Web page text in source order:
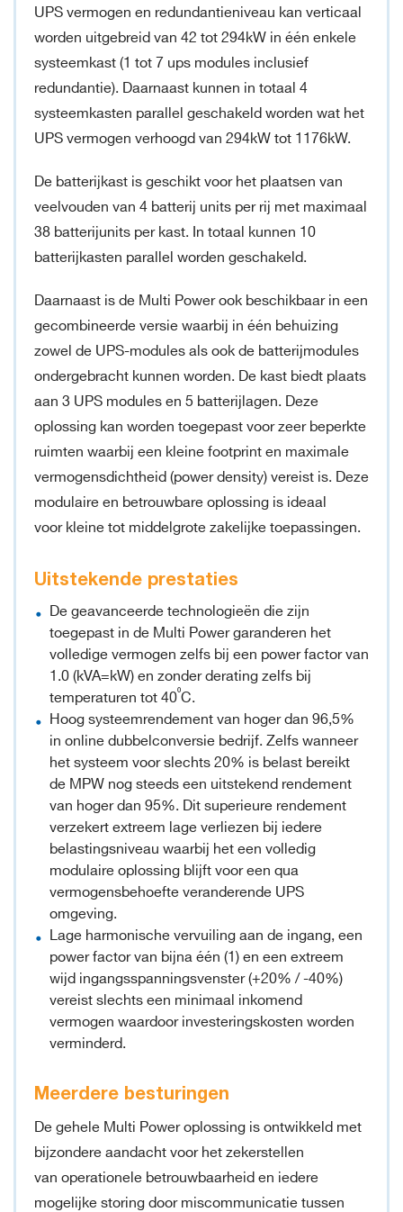
UPS vermogen en redundantieniveau kan verticaal
worden uitgebreid van 42 tot 294kW in één enkele
systeemkast (1 tot 7 ups modules inclusief
redundantie). Daarnaast kunnen in totaal 4
systeemkasten parallel geschakeld worden wat het
UPS vermogen verhoogd van 294kW tot 1176kW.
De batterijkast is geschikt voor het plaatsen van
veelvouden van 4 batterij units per rij met maximaal
38 batterijunits per kast. In totaal kunnen 10
batterijkasten parallel worden geschakeld.
Daarnaast is de Multi Power ook beschikbaar in een
gecombineerde versie waarbij in één behuizing
zowel de UPS-modules als ook de batterijmodules
ondergebracht kunnen worden. De kast biedt plaats
aan 3 UPS modules en 5 batterijlagen. Deze
oplossing kan worden toegepast voor zeer beperkte
ruimten waarbij een kleine footprint en maximale
vermogensdichtheid (power density) vereist is. Deze
modulaire en betrouwbare oplossing is ideaal
voor kleine tot middelgrote zakelijke toepassingen.
Uitstekende prestaties
De geavanceerde technologieën die zijn
toegepast in de Multi Power garanderen het
volledige vermogen zelfs bij een power factor van
1.0 (kVA=kW) en zonder derating zelfs bij
temperaturen tot 40⁰C.
Hoog systeemrendement van hoger dan 96,5%
in online dubbelconversie bedrijf. Zelfs wanneer
het systeem voor slechts 20% is belast bereikt
de MPW nog steeds een uitstekend rendement
van hoger dan 95%. Dit superieure rendement
verzekert extreem lage verliezen bij iedere
belastingsniveau waarbij het een volledig
modulaire oplossing blijft voor een qua
vermogensbehoefte veranderende UPS
omgeving.
Lage harmonische vervuiling aan de ingang, een
power factor van bijna één (1) en een extreem
wijd ingangsspanningsvenster (+20% / -40%)
vereist slechts een minimaal inkomend
vermogen waardoor investeringskosten worden
verminderd.
Meerdere besturingen
De gehele Multi Power oplossing is ontwikkeld met
bijzondere aandacht voor het zekerstellen
van operationele betrouwbaarheid en iedere
mogelijke storing door miscommunicatie tussen